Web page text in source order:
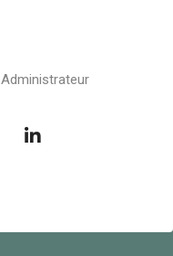
Administrateur